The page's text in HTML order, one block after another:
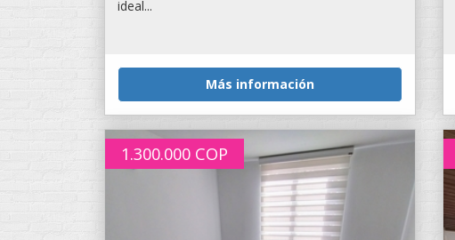
ideal...
Más información
1.300.000 COP